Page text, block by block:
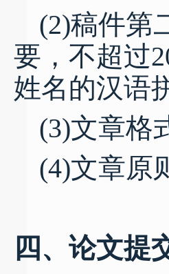
(2)稿件第
要，不超过
姓名的汉语
(3)文章格
(4)文章原
四、论文提